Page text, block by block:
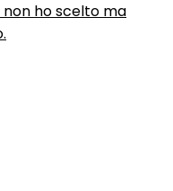
ho scelto ma